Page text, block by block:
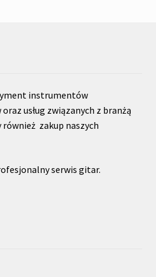
instrumentów
usług związanych z branżą
zakup naszych
serwis gitar.